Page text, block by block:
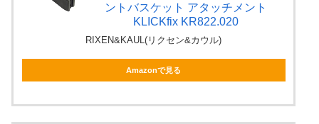
ントバスケット アタッチメント
KLICKfix KR822.020
RIXEN&KAUL(リクセン&カウル)
Amazonで見る